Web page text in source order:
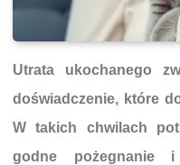
Utrata ukochanego
doświadczenie, które
W takich chwilach
godne pożegnanie